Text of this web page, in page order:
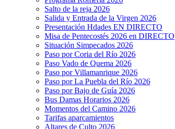
Salto de la reja 2026
Salida y Entrada de la Virgen 2026
Presentación Hdades EN DIRECTO
Misa de Pentecostés 2026 en DIRECTO
Situación Simpecados 2026
Paso por Coria del Río 2026
Paso Vado de Quema 2026
Paso por Villamanrique 2026
Paso por La Puebla del Río 2026
Paso por Bajo de Guía 2026
Bus Damas Horarios 2026
Momentos del Camino 2026
Tarifas aparcamientos
Altares de Culto 2026